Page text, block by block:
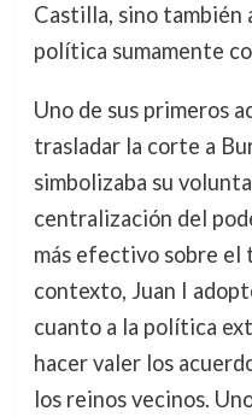
Castilla, sino también
política sumamente
Uno de sus primeros
trasladar la corte a
simbolizaba su
centralización del
más efectivo sobre
contexto, Juan I
cuanto a la política
hacer valer los
los reinos vecinos.